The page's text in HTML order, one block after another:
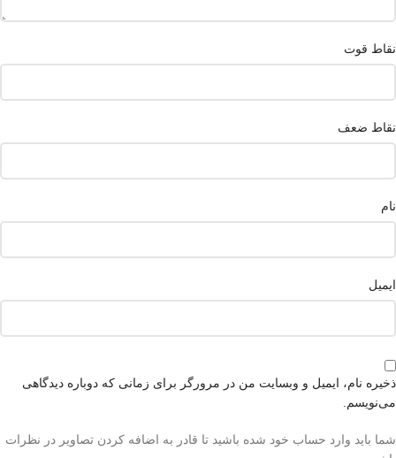
نقاط قوت
نقاط ضعف
نام
ایمیل
ذخیره نام، ایمیل و وبسایت من در مرورگر برای زمانی که دوباره دیدگاهی
می‌نویسم.
شما باید وارد حساب خود شده باشید تا قادر به اضافه کردن تصاویر در نظرات